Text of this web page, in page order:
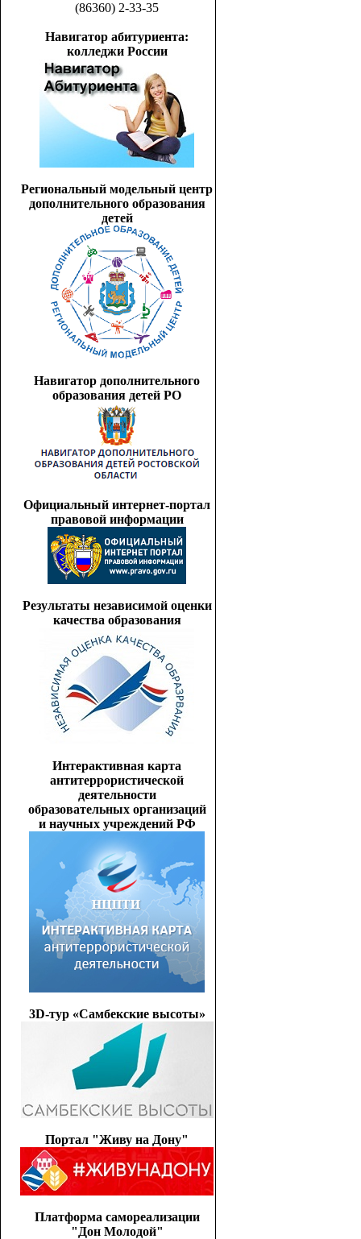
(86360) 2-33-35
Навигатор абитуриента:
колледжи России
Региональный модельный центр
дополнительного образования
детей
Навигатор дополнительного
образования детей РО
Официальный интернет-портал
правовой информации
Результаты независимой оценки
качества образования
Интерактивная карта
антитеррористической
деятельности
образовательных организаций
и научных учреждений РФ
3D-тур «Самбекские высоты»
Портал "Живу на Дону"
Платформа самореализации
"Дон Молодой"